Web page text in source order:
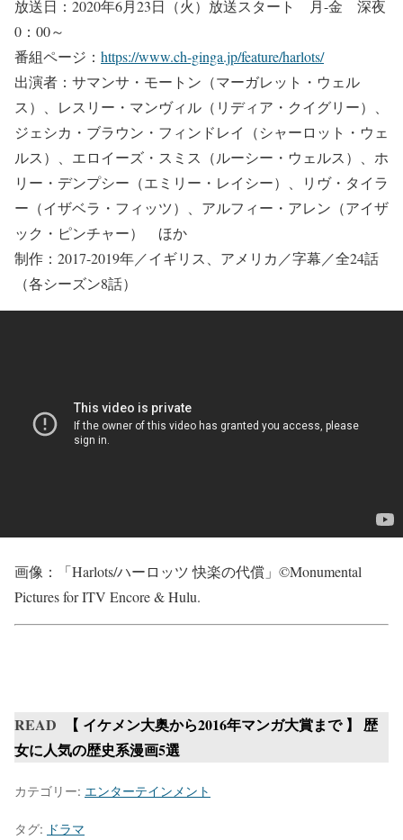
放送日：2020年6月23日（火）放送スタート 月-金 深夜
0：00～
番組ページ： https://www.ch-ginga.jp/feature/harlots/
出演者：サマンサ・モートン（マーガレット・ウェル
ス）、レスリー・マンヴィル（リディア・クイグリー）、
ジェシカ・ブラウン・フィンドレイ（シャーロット・ウェ
ルス）、エロイーズ・スミス（ルーシー・ウェルス）、ホ
リー・デンプシー（エミリー・レイシー）、リヴ・タイラ
ー（イザベラ・フィッツ）、アルフィー・アレン（アイザ
ック・ピンチャー） ほか
制作：2017-2019年／イギリス、アメリカ／字幕／全24話
（各シーズン8話）
画像：「Harlots/ハーロッツ 快楽の代償」©Monumental
Pictures for ITV Encore & Hulu.
READ
【 イケメン大奥から2016年マンガ大賞まで 】 歴
女に人気の歴史系漫画5選
カテゴリー: エンターテインメント
タグ: ドラマ